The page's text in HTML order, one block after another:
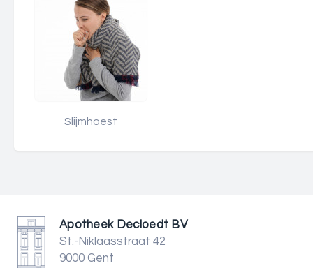
Slijmhoest
Apotheek Decloedt BV
St.-Niklaasstraat 42
9000 Gent